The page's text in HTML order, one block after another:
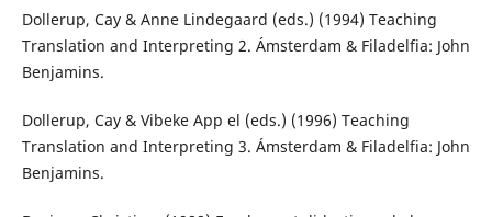
Dollerup, Cay & Anne Lindegaard (eds.) (1994) Teaching
Translation and Interpreting 2. Ámsterdam & Filadelfia: John
Benjamins.
Dollerup, Cay & Vibeke App el (eds.) (1996) Teaching
Translation and Interpreting 3. Ámsterdam & Filadelfia: John
Benjamins.